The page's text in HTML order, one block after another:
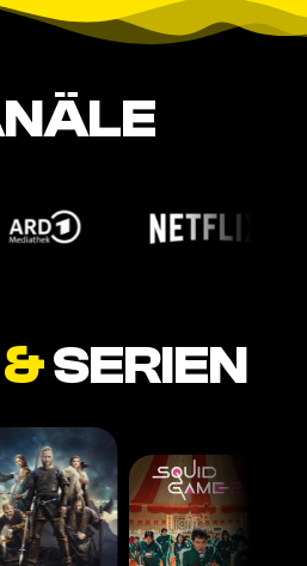
&SERIEN